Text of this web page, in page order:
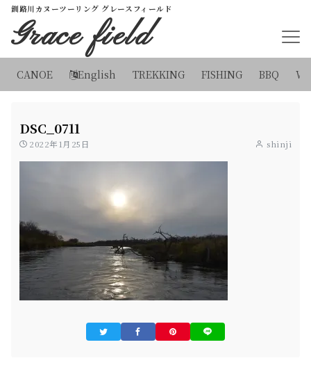
釧路川カヌーツーリング グレースフィールド
Grace field
CANOE English TREKKING FISHING BBQ
DSC_0711
2022年1月25日 shinji